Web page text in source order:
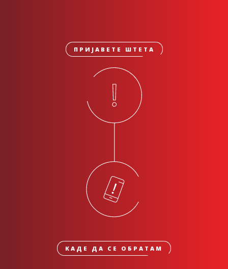
ПРИЈАВЕТЕ ШТЕТА
КАДЕ ДА СЕ ОБРАТАМ